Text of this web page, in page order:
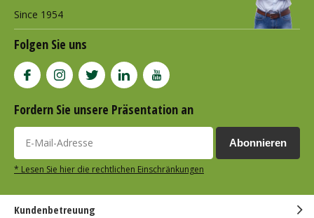
Since 1954
Folgen Sie uns
Fordern Sie unsere Präsentation an
Abonnieren
* Lesen Sie hier die rechtlichen Einschränkungen
Kundenbetreuung